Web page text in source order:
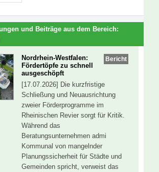
und Beiträge aus dem Bereich:
Bericht
Nordrhein-Westfalen:
Fördertöpfe zu schnell
ausgeschöpft
[17.07.2026] Die kurzfristige
Schließung und Neuausrichtung
zweier Förderprogramme im
Rheinischen Revier sorgt für Kritik.
Während das
Beratungsunternehmen admi
Kommunal von mangelnder
Planungssicherheit für Städte und
Gemeinden spricht, verweist das